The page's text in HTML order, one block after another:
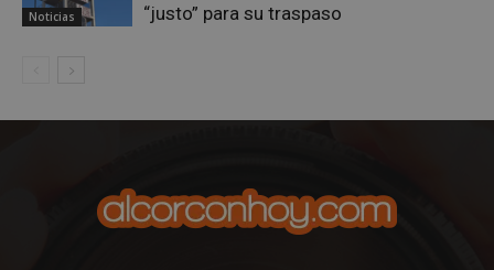
Noticias
“justo” para su traspaso
__cf_bm
Cloudflare Inc.
CookieScript